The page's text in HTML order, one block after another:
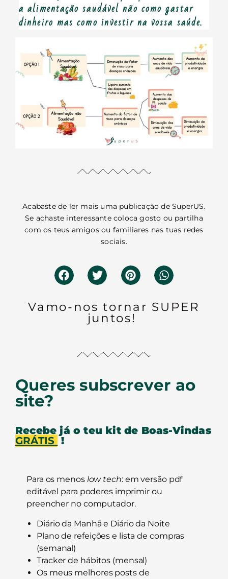
a alimentação saudável não como gastar
dinheiro mas como investir na vossa saúde.
Acabaste de ler mais uma publicação de SuperUS.
Se achaste interessante coloca gosto ou partilha
com os teus amigos ou familiares nas tuas redes
sociais.
Vamo-nos tornar SUPER
juntos!
Queres subscrever ao
site?
Recebe já o teu kit de Boas-Vindas
GRÁTIS !
Para os menos low tech: em versão pdf
editável para poderes imprimir ou
preencher no computador.
Diário da Manhã e Diário da Noite
Plano de refeições e lista de compras
(semanal)
Tracker de hábitos (mensal)
Os meus melhores posts de